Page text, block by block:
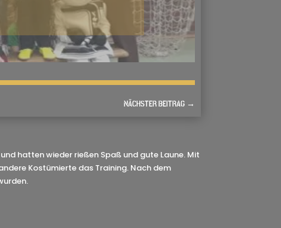
NÄCHSTER BEITRAG→
hatten wieder rießen Spaß und gute Laune. Mit
Kostümierte das Training. Nach dem